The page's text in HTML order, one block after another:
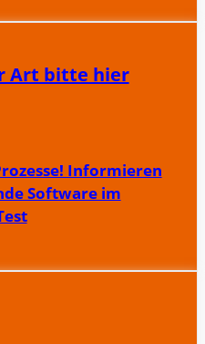
Art bitte hier
Informieren
Software im